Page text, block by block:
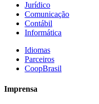
Jurídico
Comunicação
Contábil
Informática
Idiomas
Parceiros
CoopBrasil
Imprensa